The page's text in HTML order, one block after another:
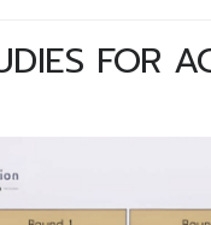
FOR